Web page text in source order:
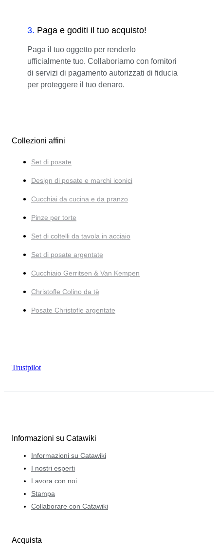
3. Paga e goditi il tuo acquisto!
Paga il tuo oggetto per renderlo
ufficialmente tuo. Collaboriamo con fornitori
di servizi di pagamento autorizzati di fiducia
per proteggere il tuo denaro.
Collezioni affini
Set di posate
Design di posate e marchi iconici
Cucchiai da cucina e da pranzo
Pinze per torte
Set di coltelli da tavola in acciaio
Set di posate argentate
Cucchiaio Gerritsen & Van Kempen
Christofle Colino da tè
Posate Christofle argentate
Trustpilot
Informazioni su Catawiki
Informazioni su Catawiki
I nostri esperti
Lavora con noi
Stampa
Collaborare con Catawiki
Acquista